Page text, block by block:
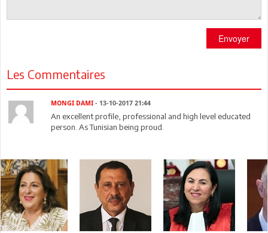
Envoyer
Les Commentaires
MONGI DAMI - 13-10-2017 21:44
An excellent profile, professional and high level educated
person. As Tunisian being proud.